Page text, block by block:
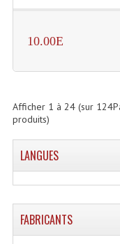
10.00E
Afficher 1 à 24(sur 124
produits)
LANGUES
FABRICANTS